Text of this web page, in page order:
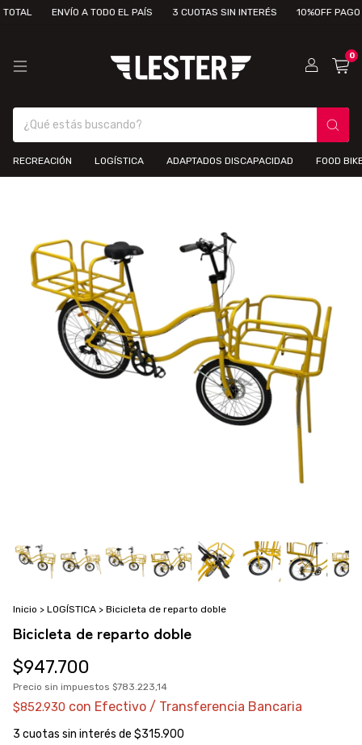
ENVÍO A TODO EL PAÍS 3 CUOTAS SIN INTERÉS 10%OFF PAGO TOTAL
0
RECREACIÓN LOGÍSTICA ADAPTADOS DISCAPACIDAD FOOD
Inicio > LOGÍSTICA > Bicicleta de reparto doble
Bicicleta de reparto doble
$947.700
Precio sin impuestos $783.223,14
$852.930 con Efectivo / Transferencia Bancaria
3 cuotas sin interés de $315.900